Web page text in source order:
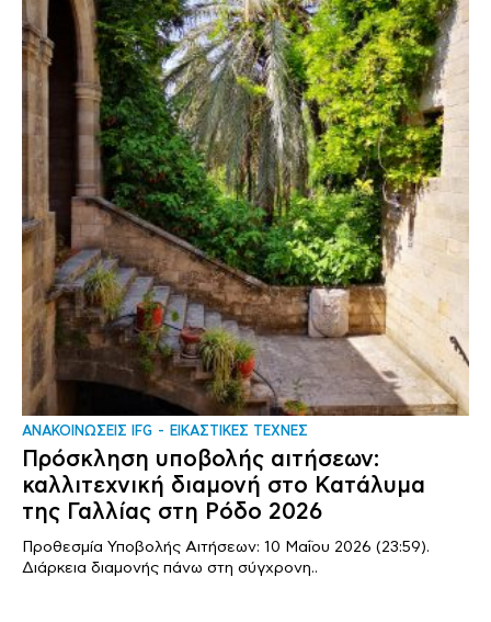
ΑΝΑΚΟΙΝΩΣΕΙΣ IFG ΕΙΚΑΣΤΙΚΕΣ ΤΕΧΝΕΣ
Πρόσκληση υποβολής αιτήσεων:
καλλιτεχνική διαμονή στο Κατάλυμα
της Γαλλίας στη Ρόδο 2026
Προθεσμία Υποβολής Αιτήσεων: 10 Μαΐου 2026 (23:59).
Διάρκεια διαμονής πάνω στη σύγχρονη..